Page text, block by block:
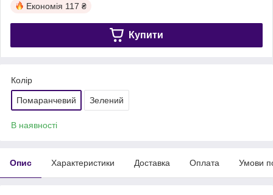
Економія 117 ₴
Купити
Колір
Помаранчевий Зелений
В наявності
Опис Характеристики Доставка Оплата Умови